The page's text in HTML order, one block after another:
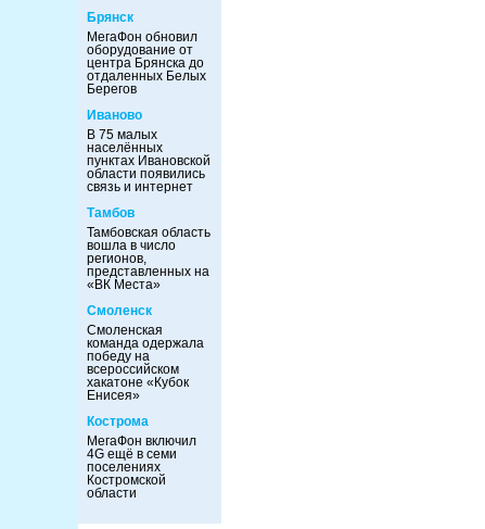
Брянск
МегаФон обновил
оборудование от
центра Брянска до
отдаленных Белых
Берегов
Иваново
В 75 малых
населённых
пунктах Ивановской
области появились
связь и интернет
Тамбов
Тамбовская область
вошла в число
регионов,
представленных на
«ВК Места»
Смоленск
Смоленская
команда одержала
победу на
всероссийском
хакатоне «Кубок
Енисея»
Кострома
МегаФон включил
4G ещё в семи
поселениях
Костромской
области